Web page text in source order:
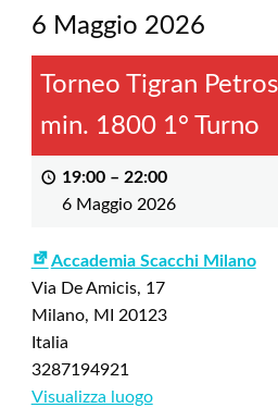
6 Maggio 2026
Torneo Tigran
min. 1800 1° Turno
19:00 – 22:00
6 Maggio 2026
Accademia Scacchi Milano
Via De Amicis, 17
Milano, MI
20123
Italia
3287194921
Visualizza luogo